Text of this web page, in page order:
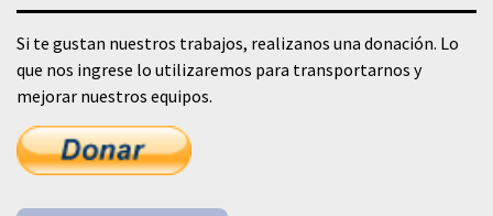
Si te gustan nuestros trabajos, realizanos una donación. Lo
que nos ingrese lo utilizaremos para transportarnos y
mejorar nuestros equipos.